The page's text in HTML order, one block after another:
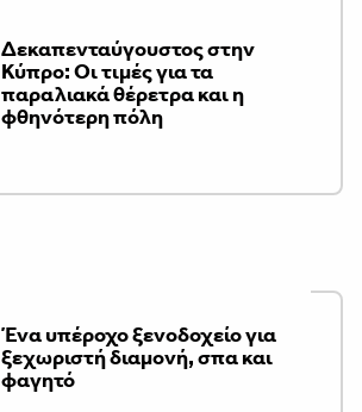
Δεκαπενταύγουστος στην
Κύπρο: Οι τιμές για τα
παραλιακά θέρετρα και η
φθηνότερη πόλη
Ένα υπέροχο ξενοδοχείο για
ξεχωριστή διαμονή, σπα και
φαγητό